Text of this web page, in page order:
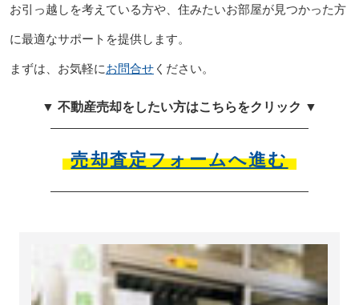
お引っ越しを考えている方や、住みたいお部屋が見つかった方
に最適なサポートを提供します。
まずは、お気軽にお問合せください。
▼ 不動産売却をしたい方はこちらをクリック ▼
売却査定フォームへ進む